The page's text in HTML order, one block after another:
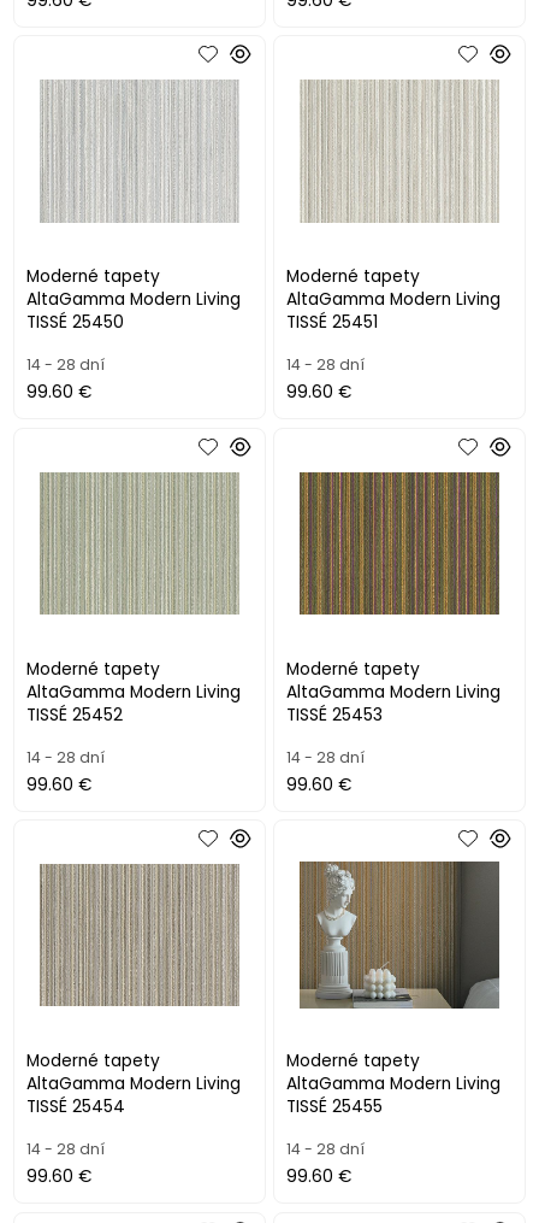
Moderné tapety
AltaGamma Modern Living
TISSÉ 25450
14 - 28 dní
99.60 €
Moderné tapety
AltaGamma Modern Living
TISSÉ 25451
14 - 28 dní
99.60 €
Moderné tapety
AltaGamma Modern Living
TISSÉ 25452
14 - 28 dní
99.60 €
Moderné tapety
AltaGamma Modern Living
TISSÉ 25453
14 - 28 dní
99.60 €
Moderné tapety
AltaGamma Modern Living
TISSÉ 25454
14 - 28 dní
99.60 €
Moderné tapety
AltaGamma Modern Living
TISSÉ 25455
14 - 28 dní
99.60 €